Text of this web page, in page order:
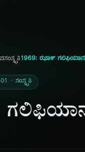
ಸಂಸ್ಕೃತಿ1969: ಝಾಕ್
· ಸಂಸ್ಕೃತಿ